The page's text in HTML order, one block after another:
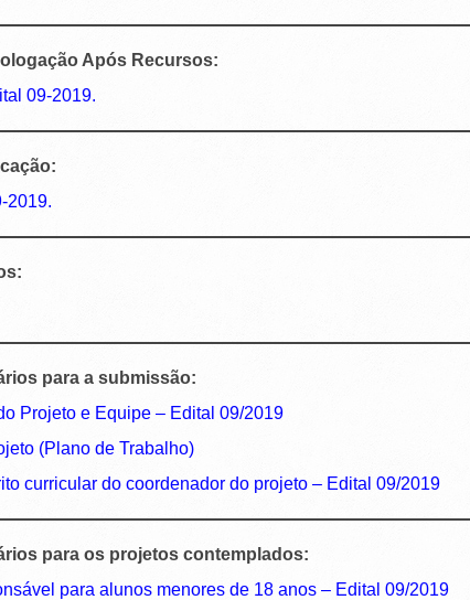
Após Recursos:
09-2019.
2019.
para a submissão:
Projeto e Equipe – Edital 09/2019
(Plano de Trabalho)
curricular do coordenador do projeto – Edital 09/2019
para os projetos contemplados:
para alunos menores de 18 anos – Edital 09/2019